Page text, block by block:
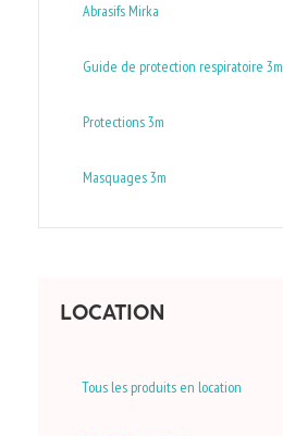
Abrasifs Mirka
Guide de protection respiratoire 3m
Protections 3m
Masquages 3m
LOCATION
Tous les produits en location